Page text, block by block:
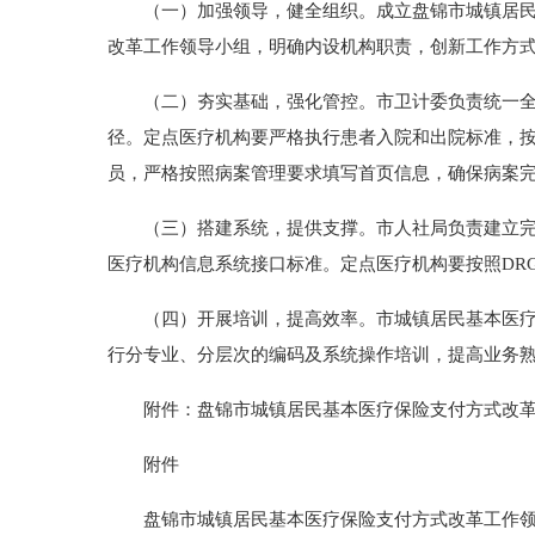
（一）加强领导，健全组织。成立盘锦市城镇居民
改革工作领导小组，明确内设机构职责，创新工作方
（二）夯实基础，强化管控。市卫计委负责统一
径。定点医疗机构要严格执行患者入院和出院标准，
员，严格按照病案管理要求填写首页信息，确保病案
（三）搭建系统，提供支撑。市人社局负责建立完
医疗机构信息系统接口标准。定点医疗机构要按照
（四）开展培训，提高效率。市城镇居民基本医疗
行分专业、分层次的编码及系统操作培训，提高业务
附件：盘锦市城镇居民基本医疗保险支付方式改
附件
盘锦市城镇居民基本医疗保险支付方式改革工作